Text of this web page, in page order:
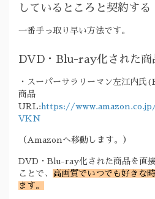
しているところと契約する
一番手っ取り早い方法です。
DVD・Blu-ray化された商
・スーパーサラリーマン左江内
商品
URL: https://
VKN
（Amazonへ移動します。）
DVD・Blu-ray化された商品を直
ことで、 高画質でいつでも好きな
ます。